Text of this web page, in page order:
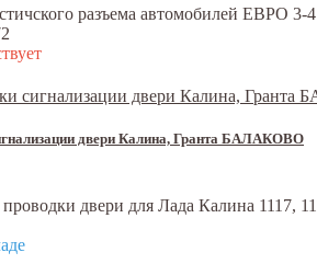
разъема автомобилей ЕВРО 3-
двери Калина, Гранта БАЛАКОВО
двери для Лада Калина 1117,